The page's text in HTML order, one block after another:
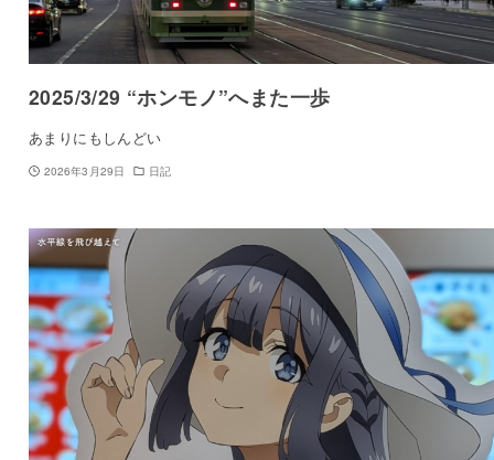
2025/3/29 “ホンモノ”へまた一歩
あまりにもしんどい
2026年3月29日 日記